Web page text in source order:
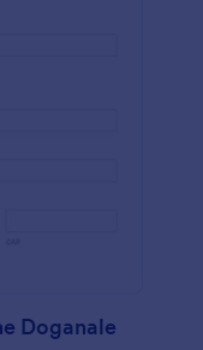
Doganale